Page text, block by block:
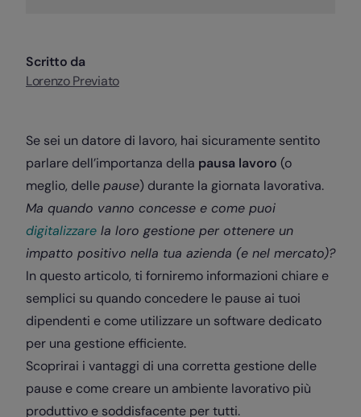
Scritto da
Lorenzo Previato
Se sei un datore di lavoro, hai sicuramente sentito
parlare dell’importanza della pausa lavoro (o
meglio, dellepause) durante la giornata lavorativa.
Ma quando vanno concesse e come puoi
digitalizzare la loro gestione per ottenere un
impatto positivo nella tua azienda (e nel mercato)?
In questo articolo, ti forniremo informazioni chiare e
semplici su quando concedere le pause ai tuoi
dipendenti e come utilizzare un software dedicato
per una gestione efficiente.
Scoprirai i vantaggi di una corretta gestione delle
pause e come creare un ambiente lavorativo più
produttivo e soddisfacente per tutti.